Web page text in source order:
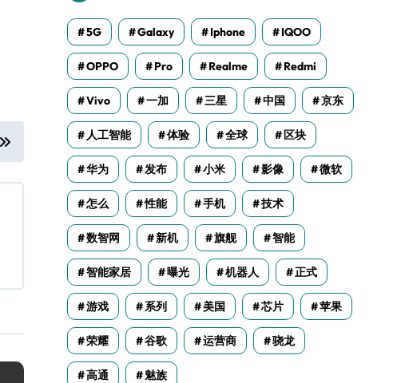
5G Galaxy Iphone IQOO
OPPO Pro Realme Redmi
Vivo 一加 三星 中国 京东
人工智能 体验 全球 区块
华为 发布 小米 影像 微软
怎么 性能 手机 技术
数智网 新机 旗舰 智能
智能家居 曝光 机器人 正式
游戏 系列 美国 芯片 苹果
荣耀 谷歌 运营商 骁龙
高通 魅族